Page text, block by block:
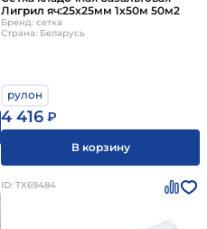
Лигрил яч:25х25мм 1х50м 50м2
Бренд: сетка
Страна: Беларусь
рулон
4 416 ₽
В корзину
ID: ТХ69484